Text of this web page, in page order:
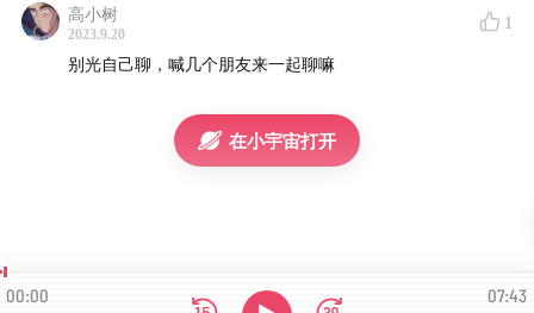
高小树
2023.9.20
1
别光自己聊，喊几个朋友来一起聊嘛
在小宇宙打开
00:00 07:43